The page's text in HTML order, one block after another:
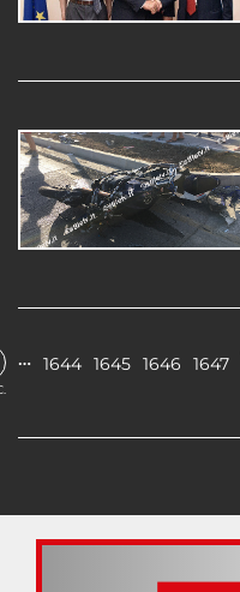
… 1644 1645 1646 1647